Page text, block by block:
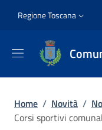
Slim top
Regione Toscana
Briciole di
Home / Novità /
Corsi sportivi